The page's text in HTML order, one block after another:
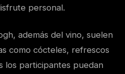
personal.
además del vino, suelen
como cócteles, refrescos
los participantes puedan